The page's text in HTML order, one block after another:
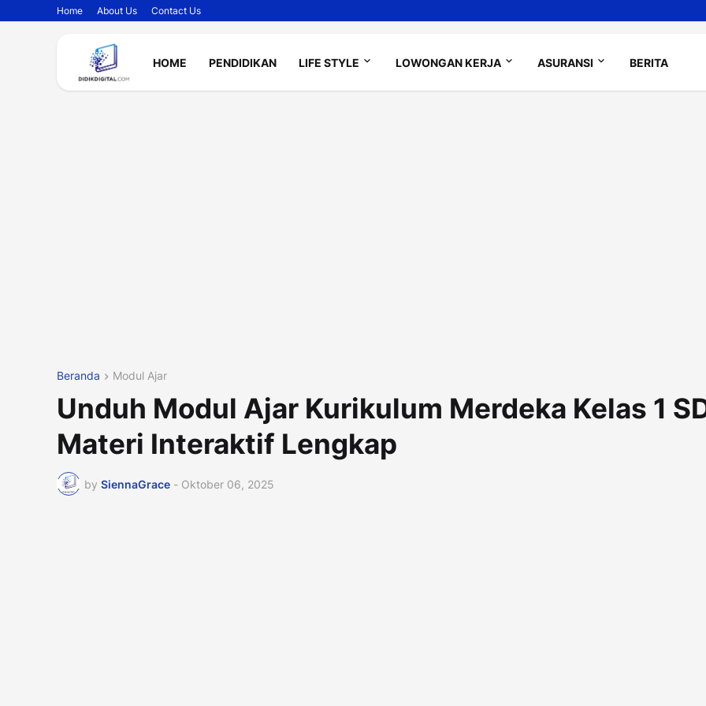
Home About Us Contact Us
HOME PENDIDIKAN LIFE STYLE LOWONGAN KERJA ASURANSI BERITA
Beranda Modul Ajar
Unduh Modul Ajar Kurikulum Merdeka Kelas 1
Materi Interaktif Lengkap
by SiennaGrace - Oktober 06, 2025